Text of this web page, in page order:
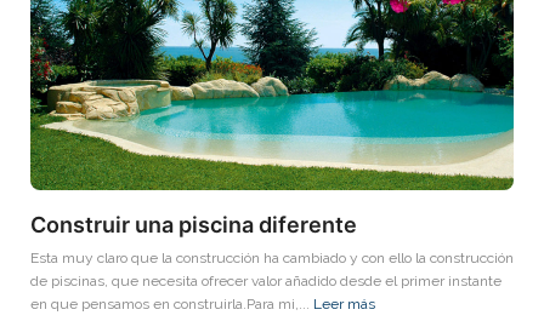
Construir una piscina diferente
Esta muy claro que la construcción ha cambiado y con ello la construcción
de piscinas, que necesita ofrecer valor añadido desde el primer instante
en que pensamos en construirla.Para mi,... Leer más